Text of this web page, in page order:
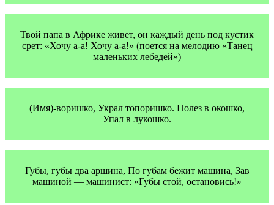
Твой папа в Африке живет, он каждый день под кустик
срет: «Хочу а-а! Хочу а-а!» (поется на мелодию «Танец
маленьких лебедей»)
(Имя)-воришко, Украл топоришко. Полез в окошко,
Упал в лукошко.
Губы, губы два аршина, По губам бежит машина, Зав
машиной — машинист: «Губы стой, остановись!»